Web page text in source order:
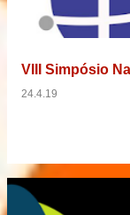
VIII Simpósio
24.4.19